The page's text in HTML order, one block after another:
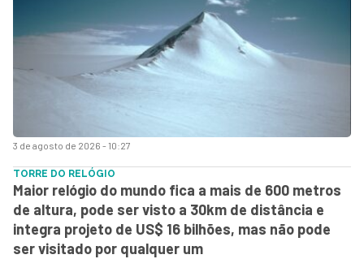
3 de agosto de 2026 - 10:27
TORRE DO RELÓGIO
Maior relógio do mundo fica a mais de 600 metros
de altura, pode ser visto a 30km de distância e
integra projeto de US$ 16 bilhões, mas não pode
ser visitado por qualquer um